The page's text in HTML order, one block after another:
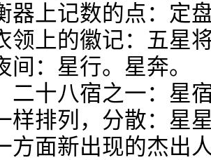
上记数的点：定
上的徽记：五星
：星行。星奔。
十八宿之一：星
排列，分散：星
面新出现的杰出